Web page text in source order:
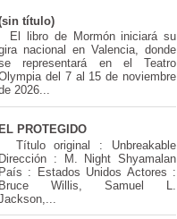
título)
El libro de Mormón iniciará su
nacional en Valencia, donde
representará en el Teatro
del 7 al 15 de noviembre
2026...
EL PROTEGIDO
Título original : Unbreakable
Dirección : M. Night Shyamalan
País : Estados Unidos Actores :
Bruce Willis, Samuel L.